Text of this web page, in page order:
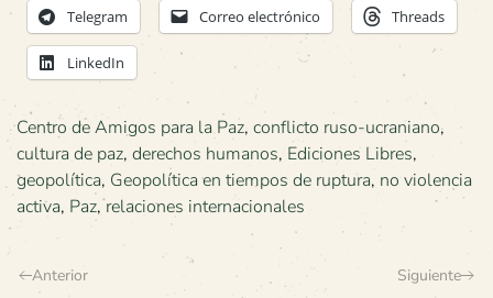
Telegram Correo electrónico Threads
LinkedIn
Centro de Amigos para la Paz, conflicto ruso-ucraniano,
cultura de paz, derechos humanos, Ediciones Libres,
geopolítica, Geopolítica en tiempos de ruptura, no violencia
activa, Paz,relaciones internacionales
Anterior Siguiente